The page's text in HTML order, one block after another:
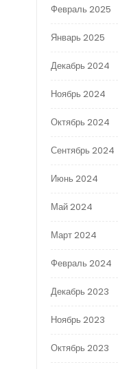
Февраль 2025
Январь 2025
Декабрь 2024
Ноябрь 2024
Октябрь 2024
Сентябрь 2024
Июнь 2024
Май 2024
Март 2024
Февраль 2024
Декабрь 2023
Ноябрь 2023
Октябрь 2023